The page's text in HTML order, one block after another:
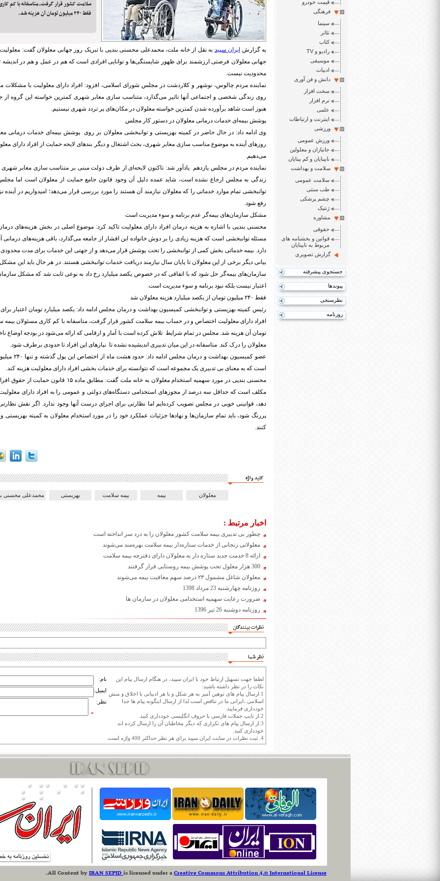
قیمت خودرو
فرهنگی
سینما
تئاتر
کتاب
رادیو و TV
موسیقی
ادبیات
دانش و فن آوری
سخت افزار
نرم افزار
علمی
اینترنت و ارتباطات
ورزشی
ورزش عمومی
جانبازان و معلولین
نابینایان و کم بینایان
سلامت و بهداشت
سلامت عمومی
طب سنتی
چشم پزشکی
ژنتیک
مشاوره
حقوقی
قوانین و بخشنامه های
مربوط به نابینایان
گزارش تصویری
جستجوی پیشرفته
پیوندها
نظرسنجی
روزنامه
سلامت کشور قرار گرفت، متاسفانه با کم
فقط ۲۴۰ میلیون تومان آن هزینه شد.
به گزارش ایران سپید به نقل از خانه ملت، محمدعلی محسنی بندپی با تبریک روز جهانی معلولان گفت:
جهانی معلولان فرصتی ارزشمند برای ظهور شایستگی‌ها و توانایی افرادی است که هم در عمل و هم در اندیشه
محدودیت نیست.
نماینده مردم چالوس، نوشهر و کلاردشت در مجلس شورای اسلامی، افزود: افراد دارای معلولیت با مشکلات
روی زندگی شخصی و اجتماعی آنها تاثیر می‌گذارد، متناسب سازی معابر شهری کمترین خواسته این گروه از
هنوز است شاهد برآورده شدن کمترین خواسته معلولان در مکان‌های پر تردد شهری نیستیم.
پوشش بیمه‌ای خدمات درمانی معلولان در دستور کار مجلس
وی ادامه داد: در حال حاضر در کمیته بهزیستی و توانبخشی معلولان بر روی پوشش بیمه‌ای خدمات درمانی
روزهای آینده به موضوع مناسب سازی معابر شهری، بحث اشتغال و دیگر بندهای لایحه حمایت از افراد دارای
می‌دهیم.
نماینده مردم در مجلس یازدهم یادآور شد: تاکنون لایحه‌ای از طرف دولت مبنی بر متناسب سازی معابر شهری
زندگی به مجلس ارجاع نشده است، شاید عمده دلیل آن وجود قانون جامع حمایت از معلولان است اما
توانبخشی تمام موارد خدماتی را که معلولان نیازمند آن هستند را مورد بررسی قرار می‌دهد؛ امیدواریم در آینده
رفع شود.
مشکل سازمان‌های بیمه‌گر عدم برنامه و سوء مدیریت است
محسنی بندپی با اشاره به هزینه درمان افراد دارای معلولیت تاکید کرد: موضوع اصلی در بخش هزینه‌های
مسئله توانبخشی است که هزینه زیادی را بر دوش خانواده این اقشار از جامعه می‌گذارد، باقی هزینه‌های درمانی
دارد. بیمه خدماتی بخش کمی از توانبخشی را تحت پوشش قرار می‌دهد و از جهتی این خدمات برای مدت محدودی
بیانی دیگر برخی از این معلولان تا پایان سال نیازمند دریافت خدمات توانبخشی هستند. در هر حال باید این مشکل
سازمان‌های بیمه‌گر حل شود که با اتفاقی که در خصوص یکصد میلیارد رخ داد به نوعی ثابت شد که مشکل
اعتبار نیست بلکه نبود برنامه و سوء مدیریت است.
فقط ۲۴۰ میلیون تومان از یکصد میلیارد هزینه معلولان شد
رئیس کمیته بهزیستی و توانبخشی کمیسیون بهداشت و درمان مجلس ادامه داد: یکصد میلیارد تومان اعتبار
تومان آن هزینه شد. مجلس در تمام شرایط تلاش کرده است با آمار و ارقامی که ارائه می‌شود در بودجه اوضاع
معلولان را درک کند. متاسفانه در این میان تدبیری اندیشیده نشده تا نیازهای این افراد تا حدودی برطرف شود.
عضو کمیسیون بهداشت و
است که به معنای بی تدبیری یک مجموعه است که نتوانسته برای خدمات بخشی افراد دارای معلولیت هزینه کند.
محسنی بندپی در مورد سهمیه استخدام معلولان به خانه ملت گفت:
مکلف است که حداقل سه درصد از مجوزهای استخدامی دستگاه‌های دولتی و عمومی را به افراد دارای
دهد، قوانینی خوبی در مجلس تصویب کرده‌ایم اما نظارتی برای اجرای درست آنها وجود ندارد. اگر نقش
پررنگ شود، باید تمام سازمان‌ها و نهادها جزئیات عملکرد خود را در مورد استخدام معلولان به کمیته بهزیستی
کنند.
کلید واژه
معلولان بیمه بیمه سلامت بهزیستی محمدعلی محسنی
اخبار مرتبط :
چطور بی تدبیری بیمه سلامت کشور معلولان را به درد سر انداخته است
معلولانی زنجانی از خدمات ستاره‌دار بیمه سلامت بهره‌مند می‌شوند
ارائه 8 خدمت جدید ستاره دار به معلولان دارای دفترچه بیمه سلامت
300 هزار معلول تحت پوشش بیمه روستایی قرار گرفتند
معلولان شاغل مشمول ۲۳ درصد سهم معافیت بیمه‌ می‌شوند
روزنامه چهارشنبه 23 مرداد 1398
ضرورت رعایت سهمیه استخدامی معلولان در سازمان ها
روزنامه دوشنبه 26 تیر 1396
نظرات بینندگان
نظر شما
لطفا جهت تسهیل ارتباط خود با ایران سپید، در هنگام ارسال پیام این
نکات را در نظر داشته باشید:
1.ارسال پیام های توهین آمیز به هر شکل و با هر ادبیاتی با اخلاق و منش
اسلامی ،ایرانی ما در تناقض است لذا از ارسال اینگونه پیام ها جدا
خودداری فرمایید.
2.از تایپ جملات فارسی با حروف انگلیسی خودداری کنید.
3.از ارسال پیام های تکراری که دیگر مخاطبان آن را ارسال کرده اند
خودداری کنید.
4. ثبت نظرات در سايت ايران سپيد براي هر نظر حداکثر 400 واژه است.
نام:
ایمیل:
نظر:
*
All ContentbyIRAN SEPIDis licensed under aCreative Commons Attribution 4.0 International License
.